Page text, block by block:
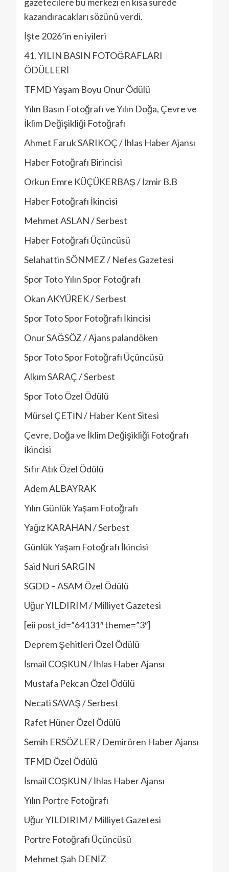
kazandıracakları sözünü verdi.
İşte 2026’in en iyileri
41. YILIN BASIN FOTOĞRAFLARI
ÖDÜLLERİ
TFMD Yaşam Boyu Onur Ödülü
Yılın Basın Fotoğrafı ve Yılın Doğa, Çevre ve
İklim Değişikliği Fotoğrafı
Ahmet Faruk SARIKOÇ / İhlas Haber Ajansı
Haber Fotoğrafı Birincisi
Orkun Emre KÜÇÜKERBAŞ / İzmir B.B
Haber Fotoğrafı İkincisi
Mehmet ASLAN / Serbest
Haber Fotoğrafı Üçüncüsü
Selahattin SÖNMEZ / Nefes Gazetesi
Spor Toto Yılın Spor Fotoğrafı
Okan AKYÜREK / Serbest
Spor Toto Spor Fotoğrafı İkincisi
Onur SAĞSÖZ / Ajans palandöken
Spor Toto Spor Fotoğrafı Üçüncüsü
Alkım SARAÇ / Serbest
Spor Toto Özel Ödülü
Mürsel ÇETİN / Haber Kent Sitesi
Çevre, Doğa ve İklim Değişikliği Fotoğrafı
İkincisi
Sıfır Atık Özel Ödülü
Adem ALBAYRAK
Yılın Günlük Yaşam Fotoğrafı
Yağız KARAHAN / Serbest
Günlük Yaşam Fotoğrafı İkincisi
Said Nuri SARGIN
SGDD – ASAM Özel Ödülü
Uğur YILDIRIM / Milliyet Gazetesi
[eii post_id=”64131″ theme=”3″]
Deprem Şehitleri Özel Ödülü
İsmail COŞKUN / İhlas Haber Ajansı
Mustafa Pekcan Özel Ödülü
Necati SAVAŞ / Serbest
Rafet Hüner Özel Ödülü
Semih ERSÖZLER / Demirören Haber Ajansı
TFMD Özel Ödülü
İsmail COŞKUN / İhlas Haber Ajansı
Yılın Portre Fotoğrafı
Uğur YILDIRIM / Milliyet Gazetesi
Portre Fotoğrafı Üçüncüsü
Mehmet Şah DENİZ